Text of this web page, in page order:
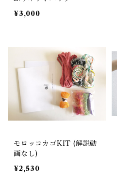
¥3,000
モロッコカゴKIT (解説動
画なし)
¥2,530